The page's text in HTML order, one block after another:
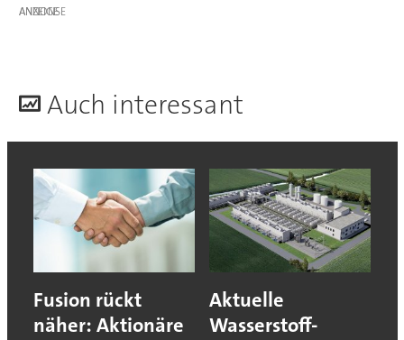
ANZEIGE
Auch interessant
Fusion rückt
näher: Aktionäre
Aktuelle
Wasserstoff-